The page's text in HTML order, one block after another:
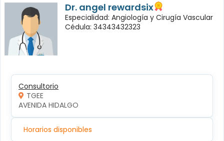
Dr. angel rewardsix
Especialidad: Angiología y Cirugía Vascular
Cédula: 34343432323
Consultorio
TGEE
AVENIDA HIDALGO
Horarios disponibles